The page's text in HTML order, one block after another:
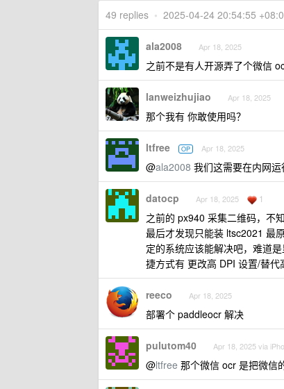
49 replies • 2025-04-24 20:54:55
ala2008 Apr 18, 2025
之前不是有人开源弄了个微信
lanweizhujiao Apr 18, 2025
那个我有 你敢使用吗？
ltfree OP Apr 18, 2025
@ala2008 我们这需要在内网运
datocp Apr 18, 2025 1
之前的 px940 采集二维码，不
最后才发现只能装 ltsc2021 最
定的系统应该能解决吧，难道
捷方式有 更改高 DPI 设置/替代
reeco Apr 18, 2025
部署个 paddleocr 解决
pulutom40 Apr 18, 2025 via
@ltfree 那个微信 ocr 是把微信